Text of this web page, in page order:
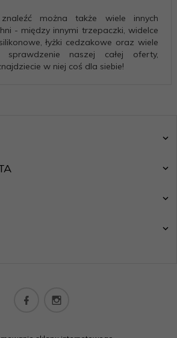
można także wiele innych
- między innymi trzepaczki, widelce
łyżki cedzakowe oraz wiele
sprawdzenie naszej całej oferty,
w niej coś dla siebie!